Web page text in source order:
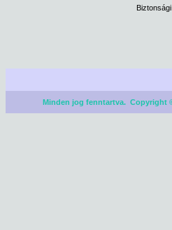
Minden jog fenntartva. Copyright